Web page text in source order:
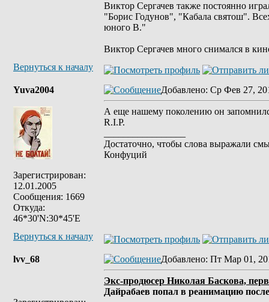
Виктор Сергачев также постоянно
"Борис Годунов", "Кабала святош".
юного В."
Виктор Сергачев много снимался в
Вернуться к началу
Yuva2004
Зарегистрирован:
12.01.2005
Сообщения: 1669
Откуда:
46*30'N:30*45'E
Добавлено: Ср Фев 27,
А еще нашему поколению он
R.I.P.
Достаточно, чтобы слова выражали
Конфуций
Вернуться к началу
lvv_68 Добавлено: Пт Мар 01,
Экс-продюсер Николая Баскова,
Дайрабаев попал в реанимацию